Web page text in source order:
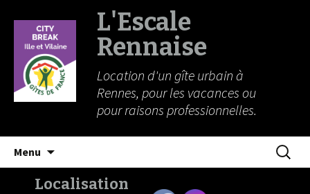
L'Escale
Rennaise
Location d'un gîte urbain à
Rennes, pour les vacances ou
pour raisons professionnelles.
Menu
contenu
Localisation